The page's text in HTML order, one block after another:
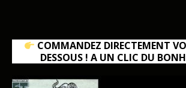
COMMANDEZ DIRECTEMENT
DESSOUS ! A UN CLIC DU